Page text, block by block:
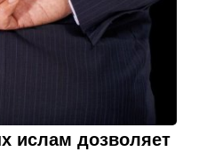
ислам дозволяет